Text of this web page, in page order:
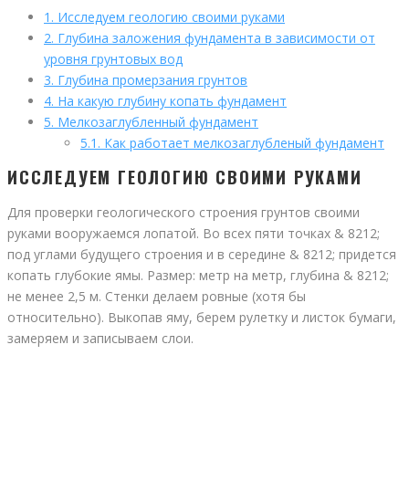
1. Исследуем геологию своими руками
2. Глубина заложения фундамента в зависимости от
уровня грунтовых вод
3. Глубина промерзания грунтов
4. На какую глубину копать фундамент
5. Мелкозаглубленный фундамент
5.1. Как работает мелкозаглубленый фундамент
ИССЛЕДУЕМ ГЕОЛОГИЮ СВОИМИ РУКАМИ
Для проверки геологического строения грунтов своими
руками вооружаемся лопатой. Во всех пяти точках & 8212;
под углами будущего строения и в середине & 8212; придется
копать глубокие ямы. Размер: метр на метр, глубина & 8212;
не менее 2,5 м. Стенки делаем ровные (хотя бы
относительно). Выкопав яму, берем рулетку и листок бумаги,
замеряем и записываем слои.